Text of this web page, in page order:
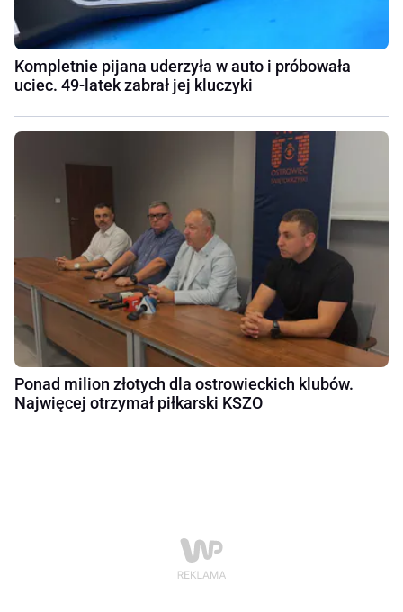
Kompletnie pijana uderzyła w auto i próbowała
uciec. 49-latek zabrał jej kluczyki
Ponad milion złotych dla ostrowieckich klubów.
Najwięcej otrzymał piłkarski KSZO